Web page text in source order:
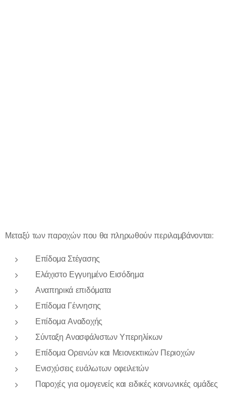
Μεταξύ των παροχών που θα πληρωθούν περιλαμβάνονται:
Επίδομα Στέγασης
Ελάχιστο Εγγυημένο Εισόδημα
Αναπηρικά επιδόματα
Επίδομα Γέννησης
Επίδομα Αναδοχής
Σύνταξη Ανασφάλιστων Υπερηλίκων
Επίδομα Ορεινών και Μειονεκτικών Περιοχών
Ενισχύσεις ευάλωτων οφειλετών
Παροχές για ομογενείς και ειδικές κοινωνικές ομάδες